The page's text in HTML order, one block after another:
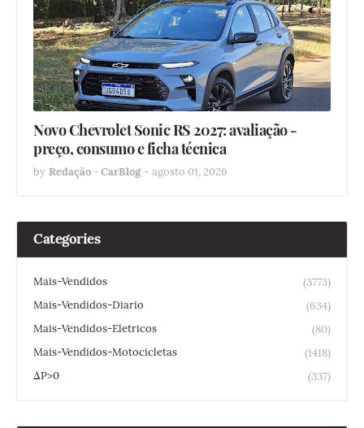
Novo Chevrolet Sonic RS 2027: avaliação -
preço, consumo e ficha técnica
by Redação - CarBlog - agosto 01, 2026
Categories
Mais-Vendidos
(3773)
Mais-Vendidos-Diario
(634)
Mais-Vendidos-Eletricos
(80)
Mais-Vendidos-Motocicletas
(1418)
ΔP>0
(337)